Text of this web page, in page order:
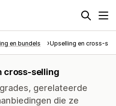
en bundels Upselling en cross-
cross-selling
gerelateerde
die ze